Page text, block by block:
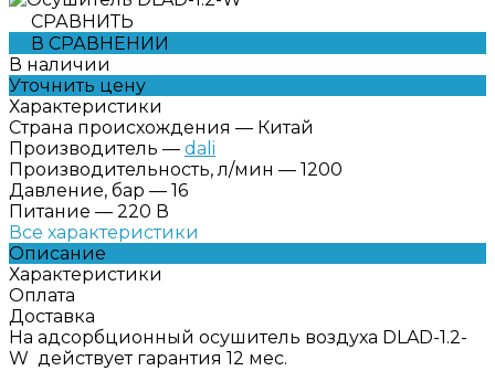
СРАВНИТЬ
В СРАВНЕНИИ
В наличии
Уточнить цену
Характеристики
Страна происхождения — Китай
Производитель — dali
Производительность, л/мин — 1200
Давление, бар — 16
Питание — 220 В
Все характеристики
Описание
Характеристики
Оплата
Доставка
На адсорбционный осушитель воздуха DLAD-1.2-
W действует гарантия 12 мес.